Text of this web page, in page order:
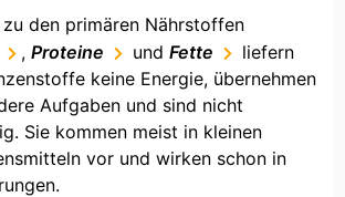
den primären Nährstoffen
, Proteine und Fette
liefern
keine Energie, übernehmen
Aufgaben und sind nicht
Sie kommen meist in kleinen
vor und wirken schon in